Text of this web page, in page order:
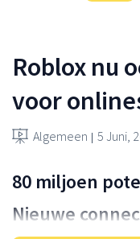
Roblox nu
voor
Algemeen 5 Juni,
80 miljoen
Nieuwe